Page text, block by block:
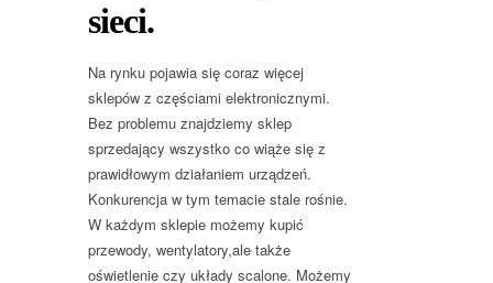
sieci.
Na rynku pojawia się coraz więcej
sklepów z częściami elektronicznymi.
Bez problemu znajdziemy sklep
sprzedający wszystko co wiąże się z
prawidłowym działaniem urządzeń.
Konkurencja w tym temacie stale rośnie.
W każdym sklepie możemy kupić
przewody, wentylatory,ale także
oświetlenie czy układy scalone. Możemy